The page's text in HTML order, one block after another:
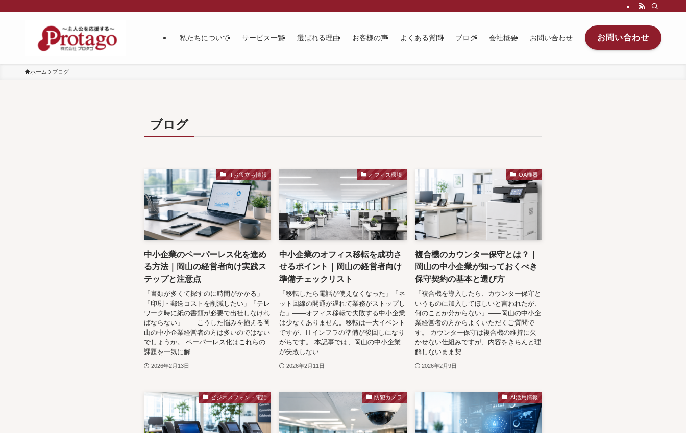
私たちについて サービス一覧 選ばれる理由 お客様の声 よくある質問 ブログ 会社概要 お問い合わせ お問い合わせ
ホーム ブログ
ブログ
ITお役立ち情報
中小企業のペーパーレス化を進め
る方法｜岡山の経営者向け実践ス
テップと注意点
「書類が多くて探すのに時間がかかる」
「印刷・郵送コストを削減したい」「テレ
ワーク時に紙の書類が必要で出社しなけれ
ばならない」——こうした悩みを抱える岡
山の中小企業経営者の方は多いのではない
でしょうか。 ペーパーレス化はこれらの
課題を一気に解...
2026年2月13日
オフィス環境
中小企業のオフィス移転を成功さ
せるポイント｜岡山の経営者向け
準備チェックリスト
「移転したら電話が使えなくなった」「ネ
ット回線の開通が遅れて業務がストップし
た」——オフィス移転で失敗する中小企業
は少なくありません。移転は一大イベント
ですが、ITインフラの準備が後回しになり
がちです。 本記事では、岡山の中小企業
が失敗しない...
2026年2月11日
OA機器
複合機のカウンター保守とは？｜
岡山の中小企業が知っておくべき
保守契約の基本と選び方
「複合機を導入したら、カウンター保守と
いうものに加入してほしいと言われたが、
何のことか分からない」——岡山の中小企
業経営者の方からよくいただくご質問で
す。 カウンター保守は複合機の維持に欠
かせない仕組みですが、内容をきちんと理
解しないまま契...
2026年2月9日
ビジネスフォン・電話 防犯カメラ AI活用情報